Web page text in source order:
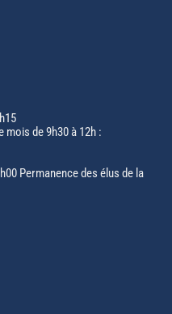
mois de 9h30 à 12h :
Permanence des élus de la